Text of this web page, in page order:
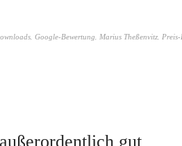
, Google-Bewertung, Marius Theßenvitz,
gut